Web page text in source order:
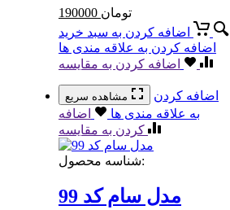
190000 تومان
اضافه کردن به سبد خرید
اضافه کردن به علاقه مندی ها
اضافه کردن به مقایسه
مشاهده سریع
اضافه کردن
به علاقه مندی ها
اضافه
کردن به مقایسه
شناسه محصول:
مدل سام کد 99